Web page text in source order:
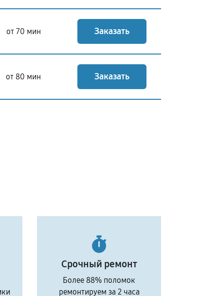
от 70 мин Заказать
от 80 мин Заказать
Срочный ремонт
Более 88% поломок
ремонтируем за 2 часа